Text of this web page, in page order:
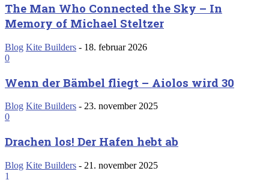
The Man Who Connected the Sky – In
Memory of Michael Steltzer
Blog Kite Builders - 18. februar 2026
0
Wenn der Bämbel fliegt – Aiolos wird 30
Blog Kite Builders - 23. november 2025
0
Drachen los! Der Hafen hebt ab
Blog Kite Builders - 21. november 2025
1